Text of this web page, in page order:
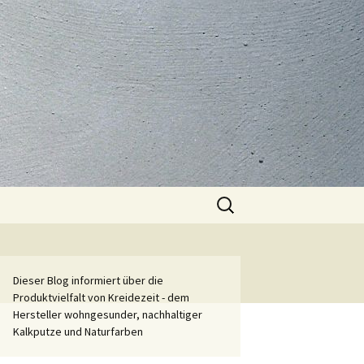
Suchen
nach:
Dieser Blog informiert über die
Produktvielfalt von Kreidezeit - dem
Hersteller wohngesunder, nachhaltiger
Kalkputze und Naturfarben